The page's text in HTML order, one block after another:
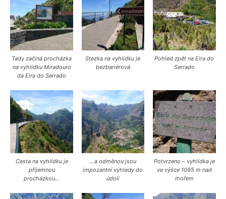
Tady začíná procházka
na vyhlídku Miradouro
da Eira do Serrado
Stezka na vyhlídku je
bezbariérová
Pohled zpět na Eira do
Serrado
Cesta na vyhlídku je
příjemnou
procházkou…
…a odměnou jsou
impozantní výhledy do
údolí
Potvrzeno – vyhlídka je
ve výšce 1095 m nad
mořem